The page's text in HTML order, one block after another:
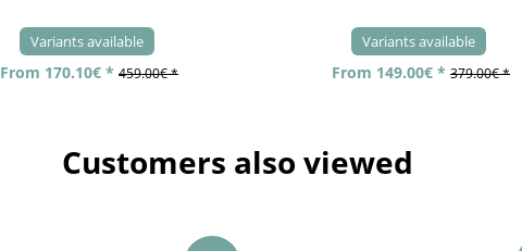
Variants available
From 170.10€ * 459.00€ *
Variants available
From 149.00€ * 379.00€ *
Customers also viewed